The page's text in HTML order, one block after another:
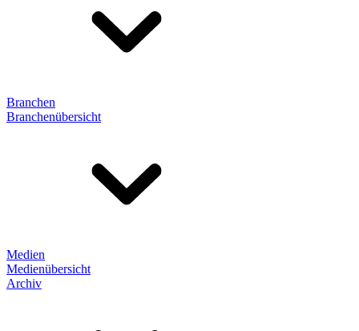
Branchen
Branchenübersicht
Medien
Medienübersicht
Archiv